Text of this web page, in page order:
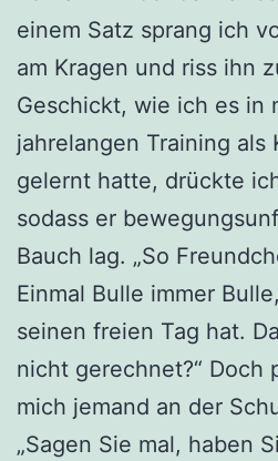
einem Satz sprang ich
am Kragen und riss ihn
Geschickt, wie ich es in
jahrelangen Training als
gelernt hatte, drückte
sodass er
Bauch lag. „So
Einmal Bulle immer
seinen freien Tag hat.
nicht gerechnet?“ Doch
mich jemand an der
„Sagen Sie mal, haben